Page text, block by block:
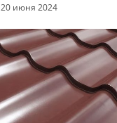
20 июня 2024